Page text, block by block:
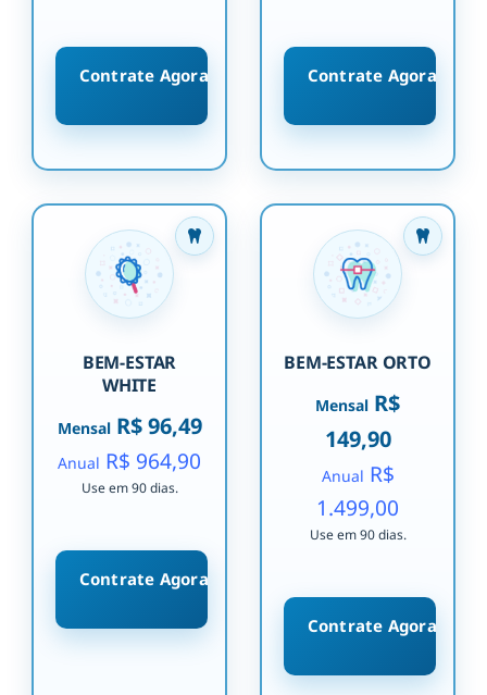
Contrate Agora Contrate Agora
BEM-ESTAR
WHITE
MensalR$ 96,49
Anual R$ 964,90
Use em 90 dias.
Contrate Agora
BEM-ESTAR ORTO
Mensal R$
149,90
Anual R$
1.499,00
Use em 90 dias.
Contrate Agora